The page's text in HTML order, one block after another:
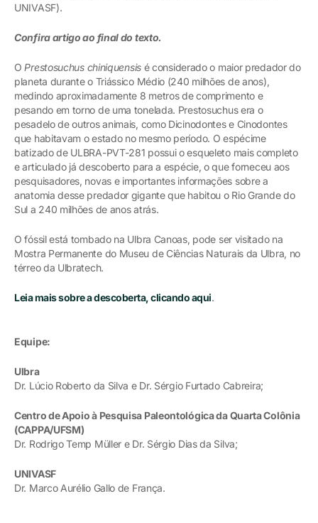
UNIVASF).
Confira artigo ao final do texto.
OPrestosuchus chiniquensisé considerado o maior predador do
planeta durante o Triássico Médio (240 milhões de anos),
medindo aproximadamente 8 metros de comprimento e
pesando em torno de uma tonelada. Prestosuchus era o
pesadelo de outros animais, como Dicinodontes e Cinodontes
que habitavam o estado no mesmo período. O espécime
batizado de ULBRA-PVT-281 possui o esqueleto mais completo
e articulado já descoberto para a espécie, o que forneceu aos
pesquisadores, novas e importantes informações sobre a
anatomia desse predador gigante que habitou o Rio Grande do
Sul a 240 milhões de anos atrás.
O fóssil está tombado na Ulbra Canoas, pode ser visitado na
Mostra Permanente do Museu de Ciências Naturais da Ulbra, no
térreo da Ulbratech.
Leia mais sobre a descoberta, clicando aqui.
Equipe:
Ulbra
Dr. Lúcio Roberto da Silva e Dr. Sérgio Furtado Cabreira;
Centro de Apoio à Pesquisa Paleontológica da Quarta Colônia
(CAPPA/UFSM)
Dr. Rodrigo Temp Müller e Dr. Sérgio Dias da Silva;
UNIVASF
Dr. Marco Aurélio Gallo de França.